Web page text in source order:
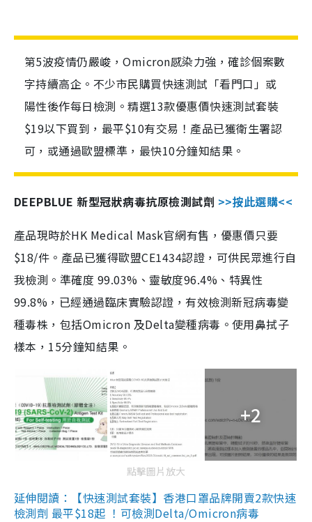
第5波疫情仍嚴峻，Omicron感染力強，確診個案數
字持續高企。不少市民購買快速測試「看門口」或
陽性後作每日檢測。精選13款優惠價快速測試套裝
$19以下買到，最平$10有交易！產品已獲衛生署認
可，或通過歐盟標準，最快10分鐘知結果。
DEEPBLUE 新型冠狀病毒抗原檢測試劑 >>按此選購<<
產品現時於HK Medical Mask官網有售，優惠價只要
$18/件。產品已獲得歐盟CE1434認證，可供民眾進行自
我檢測。準確度 99.03%、靈敏度96.4%、特異性
99.8%，已經通過臨床實驗認證，有效檢測新冠病毒變
種毒株，包括Omicron 及Delta變種病毒。使用鼻拭子
樣本，15分鐘知結果。
+2
點擊圖片放大
延伸閱讀：【快速測試套裝】香港口罩品牌開賣2款快速
檢測劑 最平$18起 ！可檢測Delta/Omicron病毒